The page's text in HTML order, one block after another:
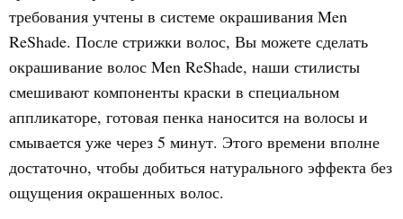
требования учтены в системе окрашивания Men
ReShade. После стрижки волос, Вы можете сделать
окрашивание волос Men ReShade, наши стилисты
смешивают компоненты краски в специальном
аппликаторе, готовая пенка наносится на волосы и
смывается уже через 5 минут. Этого времени вполне
достаточно, чтобы добиться натурального эффекта без
ощущения окрашенных волос.